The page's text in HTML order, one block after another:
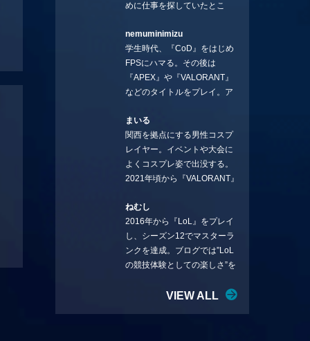
めに仕事を探していたとこ
コラムを連載させてもらえる
ことになりました。言いたい
ことを言っていきます。X：
https://x.com/stormKUBO
YouTube：
rmKUBO
nemuminimizu
学生時代、『CoD』をはじめ
FPSにハマる。その後は
『APEX』や『VALORANT』
などのタイトルをプレイ。ア
BGMなどを手掛ける作曲家と
フリーランスのライターの二
足の草鞋を履いて幅広く活動
中。無類のラーメン好き！
Twitter:@ongakucas
まいる
関西を拠点にする男性コスプ
レイヤー。イベントや大会に
よくコスプレ姿で出没する。
2021年頃から『VALORANT』
続ける。現在の推しチームは
「CREST GAMING」。X：
@mlunias（Photo by
Subaru.F.）
ねむし
2016年から『LoL』をプレイ
し、シーズン12でマスターラ
ンクを達成。ブログでは”LoL
の競技体験としての楽しさ”を
リーを愛し、元ADCメイン
VIEW ALL